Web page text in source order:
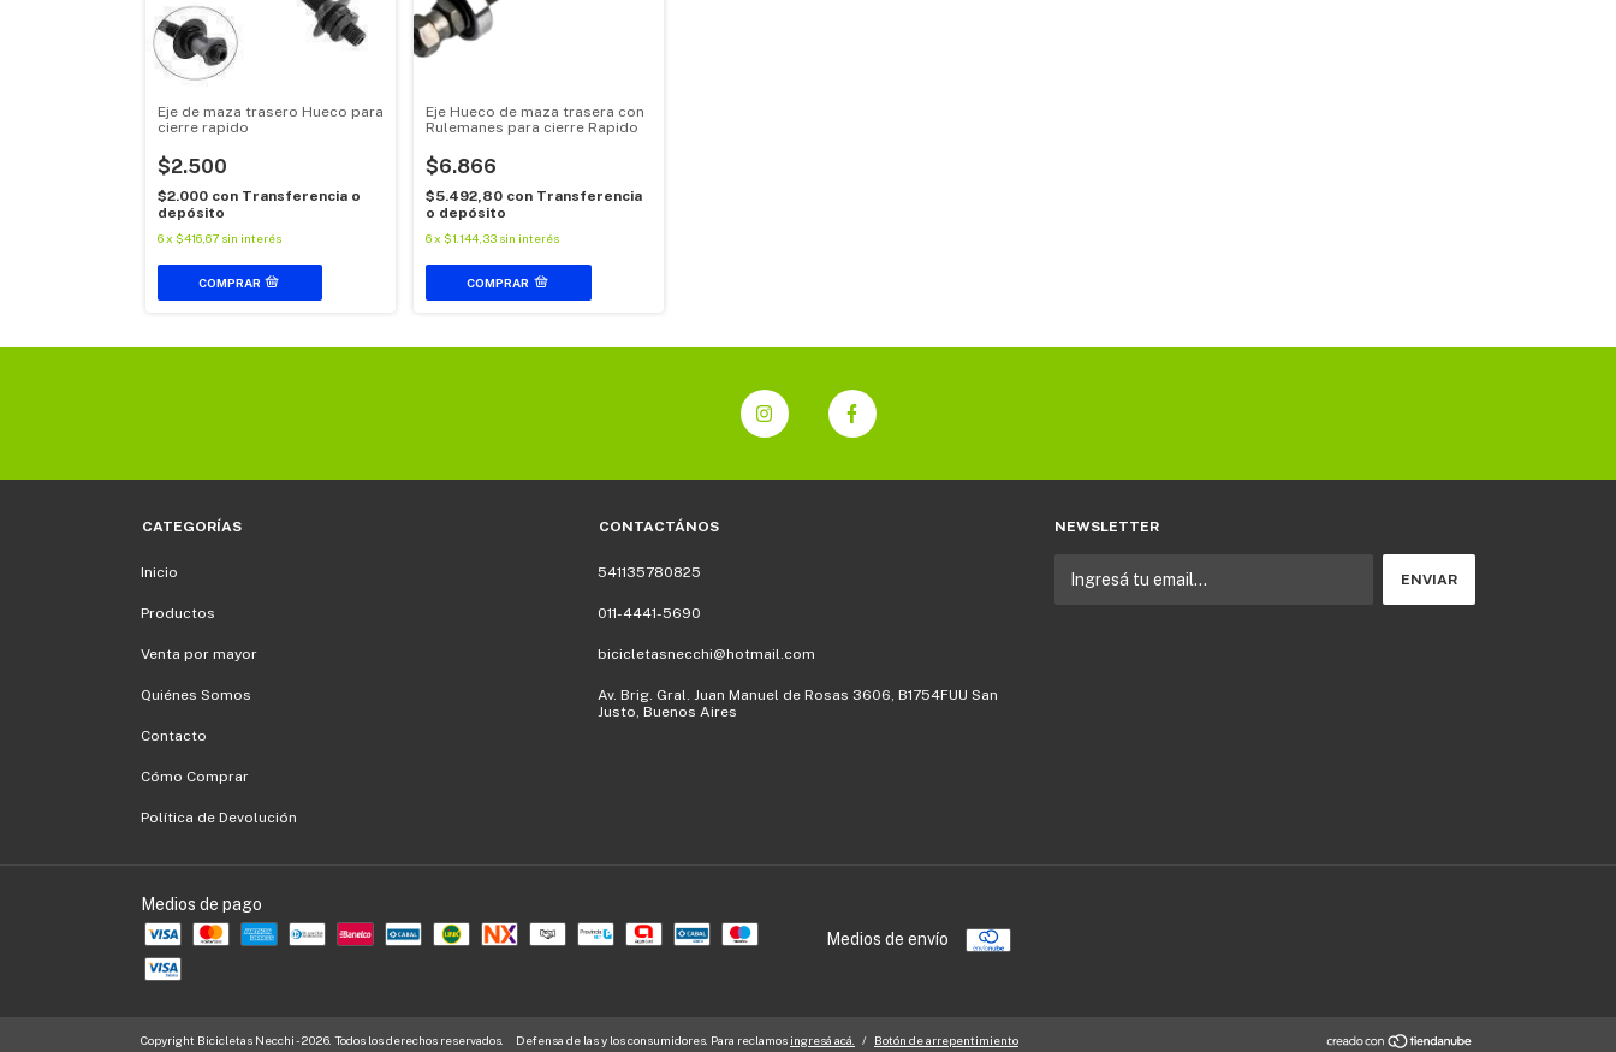
Eje de maza trasero Hueco para
cierre rapido
$2.500
$2.000 con Transferencia o
depósito
6x $416,67 sin interés
Eje Hueco de maza trasera con
Rulemanes para cierre Rapido
$6.866
$5.492,80 con Transferencia
o depósito
6x $1.144,33 sin interés
CATEGORÍAS
Inicio
Productos
Venta por mayor
Quiénes Somos
Contacto
Cómo Comprar
Política de Devolución
CONTACTÁNOS
541135780825
011-4441-5690
bicicletasnecchi@hotmail.com
Av. Brig. Gral. Juan Manuel de Rosas 3606, B1754FUU San
Justo, Buenos Aires
NEWSLETTER
Medios de pago
Medios de envío
Copyright Bicicletas Necchi - 2026. Todos los derechos reservados. Defensa de las y los consumidores. Para reclamos ingresá acá. / Botón de arrepentimiento